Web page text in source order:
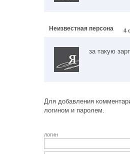
Неизвестная персона 4
за такую
Для добавления
логином и паролем.
логин